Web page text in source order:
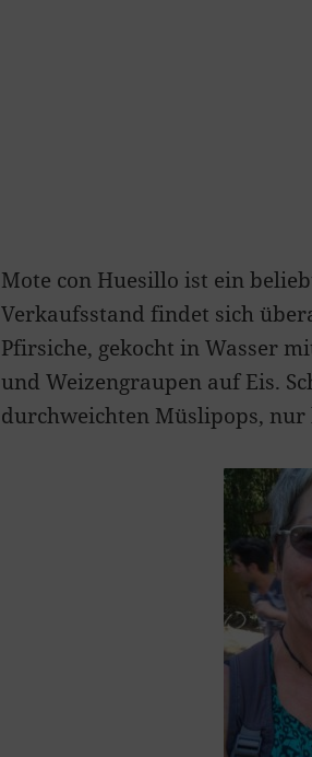
Mote con Huesillo ist ein
Verkaufsstand findet sich
Pfirsiche, gekocht in Wasser
und Weizengraupen auf Eis.
durchweichten Müslipops, nur